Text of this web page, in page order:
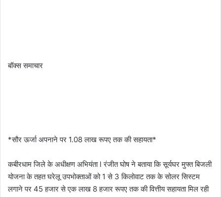
बॉक्स समाचार
*सौर ऊर्जा अपनाने पर 1.08 लाख रूपए तक की सहायता*
कबीरधाम जिले के अधीक्षण अभियंता l रंजीत घोष ने बताया कि सूर्यघर मुफ्त बिजली
योजना के तहत घरेलू उपभोक्ताओं को 1 से 3 किलोवाट तक के सोलर सिस्टम
लगाने पर 45 हजार से एक लाख 8 हजार रूपए तक की वित्तीय सहायता मिल रही